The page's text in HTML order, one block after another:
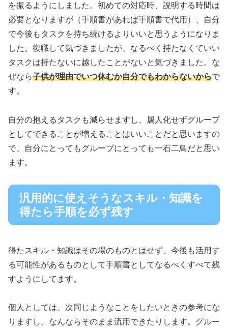
を振るようにしました。初めての対応時、説明する時間は
必要となりますが（手順書があれば手順書で代用）、自分
で今後もタスクを持ち続けるよりいいと思うようになりま
した。復職して気づきましたが、なるべく持たなくていい
タスクは持たないに越したことがないと気づきました。な
ぜなら子供が理由でいつ休むか自分でもわからないからで
す。
自分の抱えるタスクも減らせますし、属人化せずグループ
としてできることが増えることはいいことだと思いますの
で、自分にとってもグループにとっても一石二鳥だと思い
ます。
汎用的に使えそうなスキル・知識を
得たら手順を必ず残す
得たスキル・知識はその場のものとはせず、今後も活用す
る可能性があるものとして手順書としてなるべくすべて残
すようにしてます。
個人としては、次同じようなことをしたいときの参考にな
りますし、なんならそのまま流用できたりします。グルー